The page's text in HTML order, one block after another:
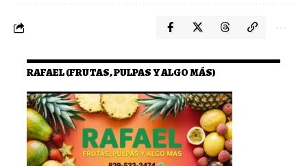
RAFAEL (FRUTAS, PULPAS Y ALGO MÁS)